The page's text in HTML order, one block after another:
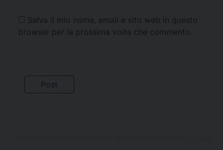
Salva il mio nome, email e sito web in questo
browser per la prossima volta che commento.